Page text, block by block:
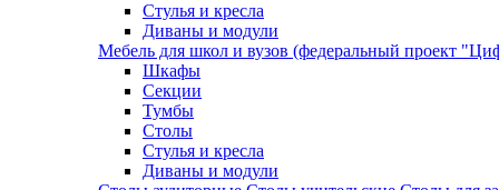
Стулья и кресла
Диваны и модули
Мебель для школ и вузов (федеральный проект
Шкафы
Секции
Тумбы
Столы
Стулья и кресла
Диваны и модули